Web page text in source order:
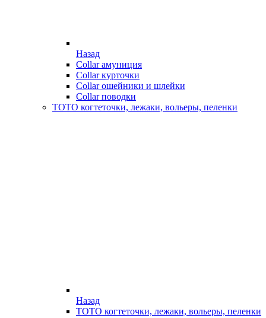
Назад
Collar амуниция
Collar курточки
Collar ошейники и шлейки
Collar поводки
ТОТО когтеточки, лежаки, вольеры, пеленки
Назад
ТОТО когтеточки, лежаки, вольеры, пеленки